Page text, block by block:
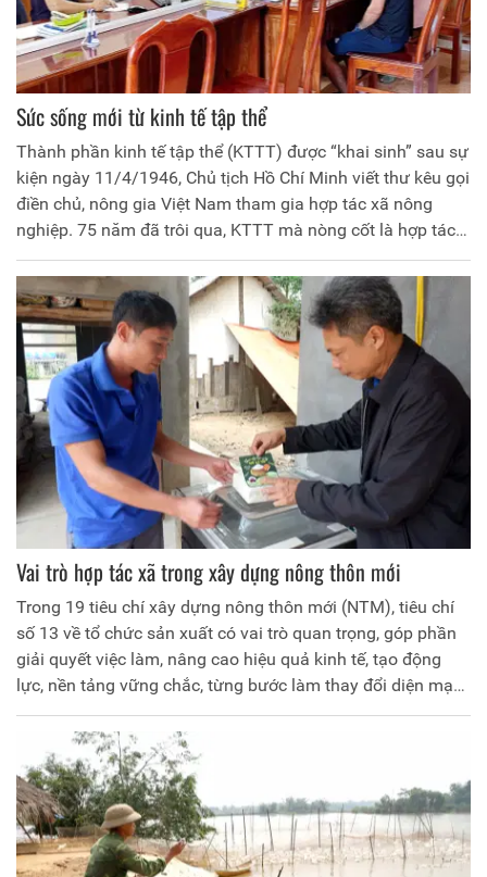
Sức sống mới từ kinh tế tập thể
Thành phần kinh tế tập thể (KTTT) được “khai sinh” sau sự
kiện ngày 11/4/1946, Chủ tịch Hồ Chí Minh viết thư kêu gọi
điền chủ, nông gia Việt Nam tham gia hợp tác xã nông
nghiệp. 75 năm đã trôi qua, KTTT mà nòng cốt là hợp tác
xã (HTX) đóng vai trò quan trọng, đóng góp tích cực cho sự
phát triển kinh tế - xã hội của đất nước. Tuy nhiên, trước cơ
hội và thách thức của nền kinh tế thị trường định hướng xã
hội chủ nghĩa, KTTT luôn đổi mới để bắt nhịp với thời cuộc.
Vai trò hợp tác xã trong xây dựng nông thôn mới
Trong 19 tiêu chí xây dựng nông thôn mới (NTM), tiêu chí
số 13 về tổ chức sản xuất có vai trò quan trọng, góp phần
giải quyết việc làm, nâng cao hiệu quả kinh tế, tạo động
lực, nền tảng vững chắc, từng bước làm thay đổi diện mạo
nông thôn. Tại huyện Yên Lập, 100% xã đã hoàn thành tiêu
chí số 13, nhờ có sự đóng góp tích cực của các HTX qua
việc đổi mới, nâng cao chất lượng hoạt động, chuyển đổi
mô hình, ứng dụng công nghệ cao vào sản xuất đã góp
phần nâng cao thu nhập cho người dân, thúc đẩy quá trình
xây dựng NTM.